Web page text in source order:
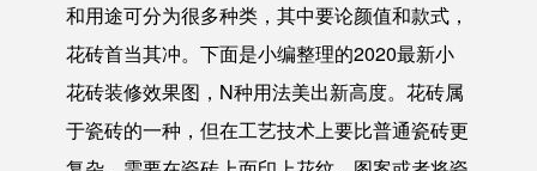
和用途可分为很多种类，其中要论颜值和款式，
花砖首当其冲。下面是小编整理的2020最新小
花砖装修效果图 ， N种用法美出新高度。 花砖属
于瓷砖的一种，但在工艺技术上要比普通瓷砖更